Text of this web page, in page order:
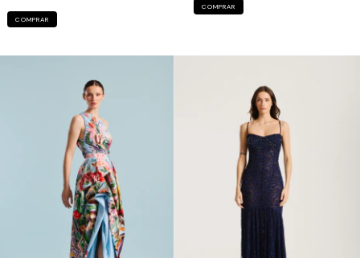
COMPRAR
COMPRAR